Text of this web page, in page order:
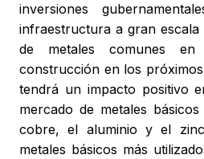
inversiones
infraestructura a gran escala
de metales comunes
construcción en los
tendrá un impacto positivo
mercado de metales
cobre, el aluminio y el
metales básicos más